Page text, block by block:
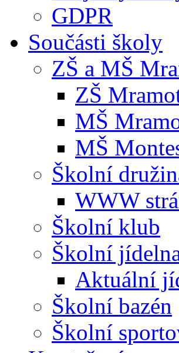
GDPR
Součásti školy
ZŠ a MŠ
ZŠ
MŠ
MŠ
Školní
WWW
Školní klub
Školní
Aktuální
Školní bazén
Školní